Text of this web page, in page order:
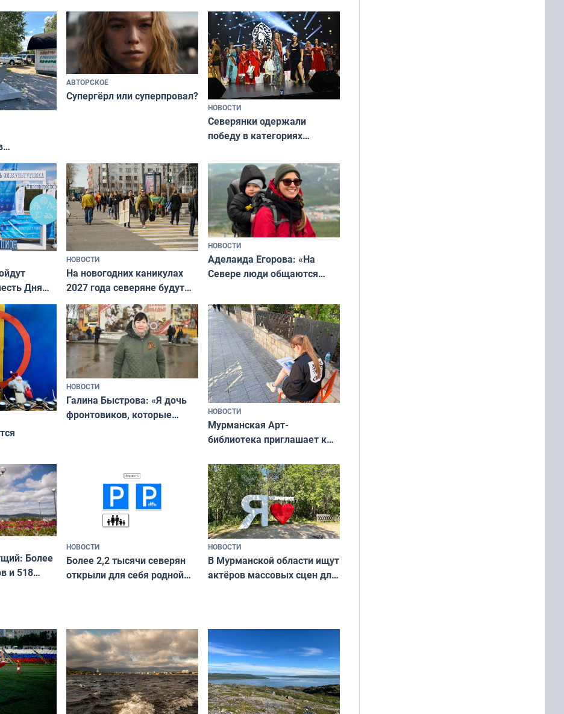
АВТОРСКОЕ
Супергёрл или суперпровал?
НОВОСТИ
Северянки одержали
победу в категориях
«Мисс и Миссис Великая
Русь»
Дня
НОВОСТИ
На новогодних каникулах
2027 года северяне будут
отдыхать 11 дней
НОВОСТИ
Аделаида Егорова: «На
Севере люди общаются
а потому что
ты им интересен»
дня
мира
НОВОСТИ
Галина Быстрова: «Я дочь
фронтовиков, которые
НОВОСТИ
Мурманская Арт-
библиотека приглашает к
и фотографов
Более
и 518
НОВОСТИ
Более 2,2 тысячи северян
открыли для себя родной
НОВОСТИ
В Мурманской области ищут
актёров массовых сцен для